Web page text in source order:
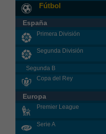
Fútbol
España
Primera División
Segunda División
Segunda B
Copa del Rey
Europa
Premier League
Serie A